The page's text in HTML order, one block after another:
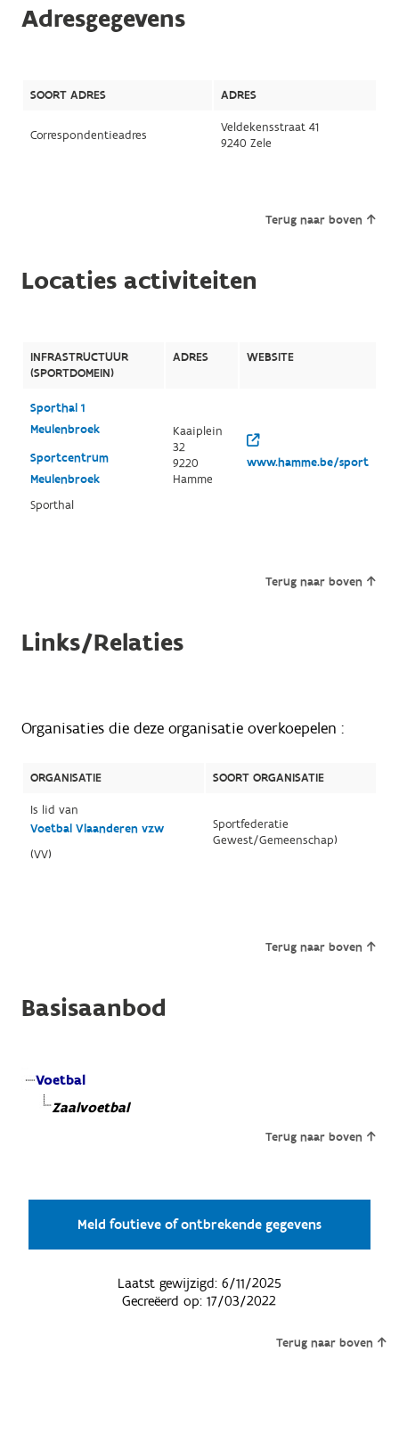
Adresgegevens
SOORT ADRES ADRES
Correspondentieadres
Veldekensstraat 41
9240 Zele
Terug naar boven
Locaties activiteiten
INFRASTRUCTUUR
(SPORTDOMEIN)
ADRES WEBSITE
Sporthal 1
Meulenbroek
Sportcentrum
Meulenbroek
Sporthal
Kaaiplein
32
9220
Hamme
www.hamme.be/sport
Terug naar boven
Links/Relaties
Organisaties die deze organisatie overkoepelen :
ORGANISATIE
SOORT ORGANISATIE
Is lid van
Voetbal Vlaanderen vzw
(VV)
Sportfederatie
Gewest/Gemeenschap)
Terug naar boven
Basisaanbod
Voetbal
Zaalvoetbal
Terug naar boven
Meld foutieve of ontbrekende gegevens
Laatst gewijzigd: 6/11/2025
Gecreëerd op:17/03/2022
Terug naar boven